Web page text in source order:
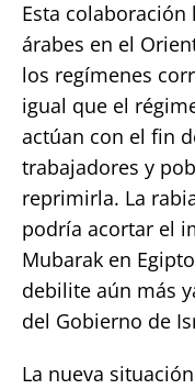
Esta colaboración
árabes en el
los regímenes
igual que el
actúan con el fin
trabajadores y
reprimirla. La
podría acortar el
Mubarak en
debilite aún más
del Gobierno de
La nueva